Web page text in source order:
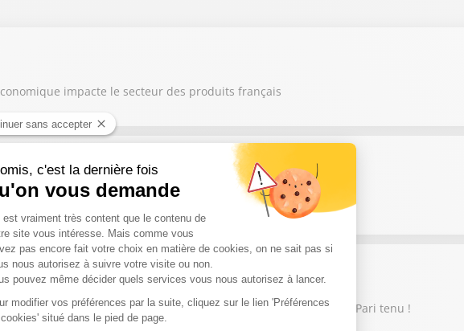
impacte le secteur des produits français
des monuments et des paysages magnifiques
un défi audacieux : créer un million d’emplois en cinq ans. Pari tenu !